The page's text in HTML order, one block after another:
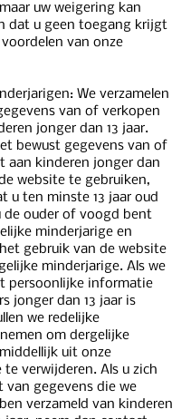
uw weigering kan
dat u geen toegang krijgt
van onze
We verzamelen
van of verkopen
jonger dan 13 jaar.
bewust gegevens van of
aan kinderen jonger dan
website te gebruiken,
u ten minste 13 jaar oud
de ouder of voogd bent
minderjarige en
gebruik van de website
minderjarige. Als we
persoonlijke informatie
jonger dan 13 jaar is
we redelijke
om dergelijke
uit onze
verwijderen. Als u zich
van gegevens die we
verzameld van kinderen